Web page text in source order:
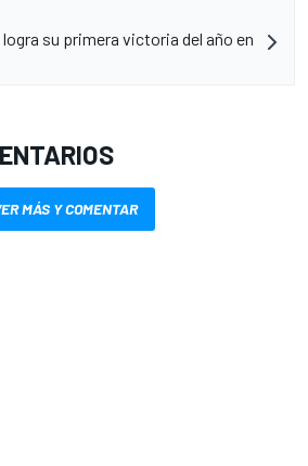
su primera victoria del año en
MÁS Y COMENTAR